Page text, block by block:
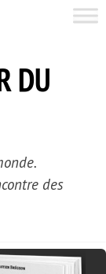
DU
des